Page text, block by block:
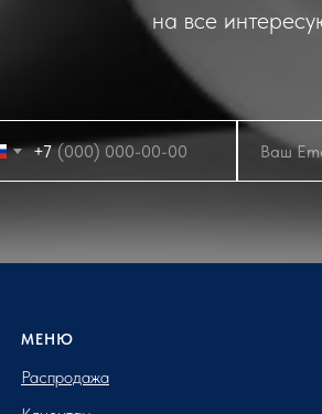
на все
+7
МЕНЮ
Распродажа